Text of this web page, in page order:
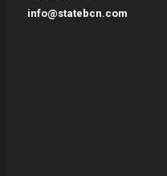
info@statebcn.com